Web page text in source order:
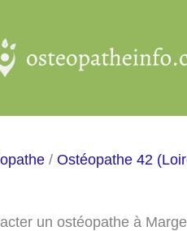
/ Ostéopathe 42
un ostéopathe à